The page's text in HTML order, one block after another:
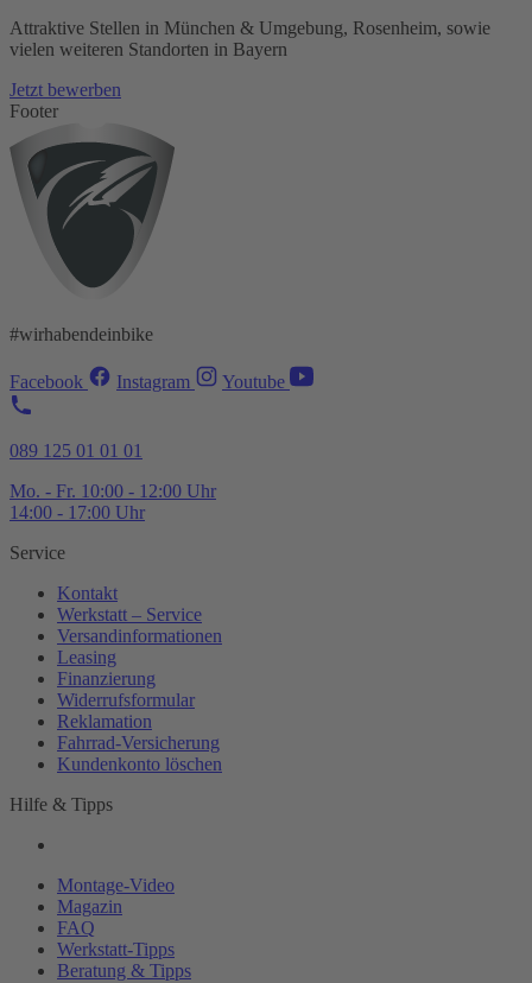
Attraktive Stellen in München & Umgebung, Rosenheim, sowie
vielen weiteren Standorten in Bayern
Jetzt bewerben
Footer
#wirhabendeinbike
Facebook Instagram Youtube
089 125 01 01 01
Mo. - Fr. 10:00 - 12:00 Uhr
14:00 - 17:00 Uhr
Service
Kontakt
Werkstatt – Service
Versandinformationen
Leasing
Finanzierung
Widerrufsformular
Reklamation
Fahrrad-Versicherung
Kundenkonto löschen
Hilfe & Tipps
Montage-Video
Magazin
FAQ
Werkstatt-Tipps
Beratung & Tipps